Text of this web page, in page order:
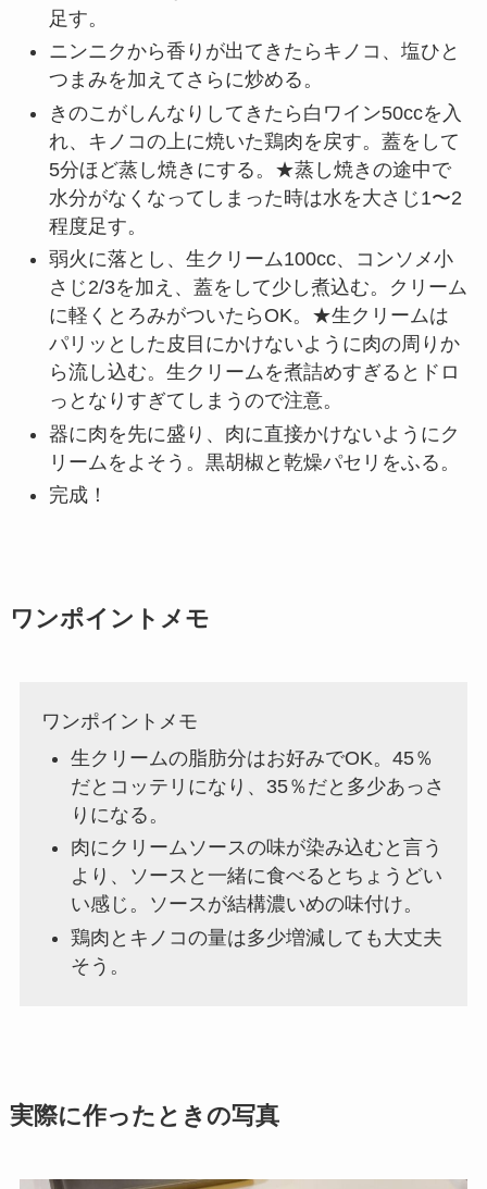
足す。
ニンニクから香りが出てきたらキノコ、塩ひと
つまみを加えてさらに炒める。
きのこがしんなりしてきたら白ワイン50ccを入
れ、キノコの上に焼いた鶏肉を戻す。蓋をして
5分ほど蒸し焼きにする。★蒸し焼きの途中で
水分がなくなってしまった時は水を大さじ1〜2
程度足す。
弱火に落とし、生クリーム100cc、コンソメ小
さじ2/3を加え、蓋をして少し煮込む。クリーム
に軽くとろみがついたらOK。★生クリームは
パリッとした皮目にかけないように肉の周りか
ら流し込む。生クリームを煮詰めすぎるとドロ
っとなりすぎてしまうので注意。
器に肉を先に盛り、肉に直接かけないようにク
リームをよそう。黒胡椒と乾燥パセリをふる。
完成！
ワンポイントメモ
ワンポイントメモ
生クリームの脂肪分はお好みでOK。45％
だとコッテリになり、35％だと多少あっさ
りになる。
肉にクリームソースの味が染み込むと言う
より、ソースと一緒に食べるとちょうどい
い感じ。ソースが結構濃いめの味付け。
鶏肉とキノコの量は多少増減しても大丈夫
そう。
実際に作ったときの写真